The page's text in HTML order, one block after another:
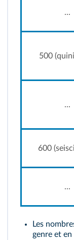
...
500
...
600
...
Les
genre et